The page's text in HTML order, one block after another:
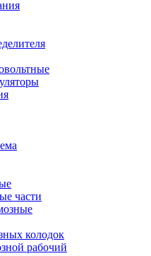
части
колодок
рабочий